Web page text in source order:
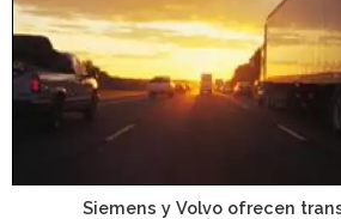
Siemens y Volvo ofrecen